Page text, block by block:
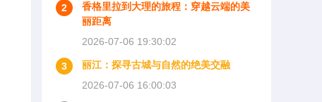
2
香格里拉到大理的旅程：穿越云端的美
丽距离
2026-07-06 19:30:02
3
丽江：探寻古城与自然的绝美交融
2026-07-06 16:00:03